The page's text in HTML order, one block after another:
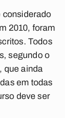
considerado
2010, foram
Todos
segundo o
que ainda
em todas
deve ser